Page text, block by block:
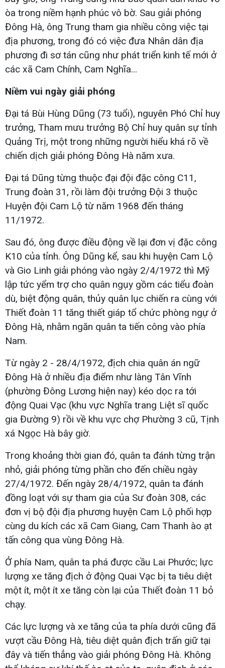
òa trong niềm hạnh phúc vô bờ. Sau giải phóng
Đông Hà, ông Trung tham gia nhiều công việc tại
địa phương, trong đó có việc đưa Nhân dân địa
phương đi sơ tán cũng như phát triển kinh tế mới ở
các xã Cam Chính, Cam Nghĩa...
Niềm vui ngày giải phóng
Đại tá Bùi Hùng Dũng (73 tuổi), nguyên Phó Chỉ huy
trưởng, Tham mưu trưởng Bộ Chỉ huy quân sự tỉnh
Quảng Trị, một trong những người hiểu khá rõ về
chiến dịch giải phóng Đông Hà năm xưa.
Đại tá Dũng từng thuộc đại đội đặc công C11,
Trung đoàn 31, rồi làm đội trưởng Đội 3 thuộc
Huyện đội Cam Lộ từ năm 1968 đến tháng
11/1972.
Sau đó, ông được điều động về lại đơn vị đặc công
K10 của tỉnh. Ông Dũng kể, sau khi huyện Cam Lộ
và Gio Linh giải phóng vào ngày 2/4/1972 thì Mỹ
lập tức yểm trợ cho quân ngụy gồm các tiểu đoàn
dù, biệt động quân, thủy quân lục chiến ra cùng với
Thiết đoàn 11 tăng thiết giáp tổ chức phòng ngự ở
Đông Hà, nhằm ngăn quân ta tiến công vào phía
Nam.
Từ ngày 2 - 28/4/1972, địch chia quân án ngữ
Đông Hà ở nhiều địa điểm như làng Tân Vĩnh
(phường Đông Lương hiện nay) kéo dọc ra tới
động Quai Vạc (khu vực Nghĩa trang Liệt sĩ quốc
gia Đường 9) rồi về khu vực chợ Phường 3 cũ, Tịnh
xá Ngọc Hà bây giờ.
Trong khoảng thời gian đó, quân ta đánh từng trận
nhỏ, giải phóng từng phần cho đến chiều ngày
27/4/1972. Đến ngày 28/4/1972, quân ta đánh
đồng loạt với sự tham gia của Sư đoàn 308, các
đơn vị bộ đội địa phương huyện Cam Lộ phối hợp
cùng du kích các xã Cam Giang, Cam Thanh ào ạt
tấn công qua vùng Đông Hà.
Ở phía Nam, quân ta phá được cầu Lai Phước; lực
lượng xe tăng địch ở động Quai Vạc bị ta tiêu diệt
một ít, một ít xe tăng còn lại của Thiết đoàn 11 bỏ
chạy.
Các lực lượng và xe tăng của ta phía dưới cũng đã
vượt cầu Đông Hà, tiêu diệt quân địch trấn giữ tại
đây và tiến thẳng vào giải phóng Đông Hà. Không